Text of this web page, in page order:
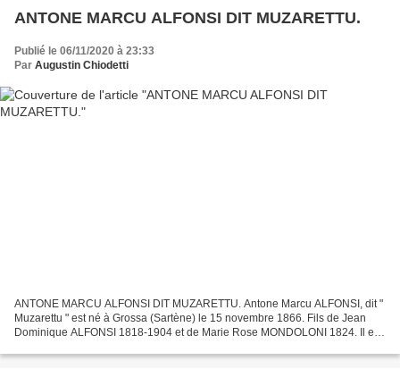
ANTONE MARCU ALFONSI DIT MUZARETTU.
Publié le 06/11/2020 à 23:33
Par Augustin Chiodetti
ANTONE MARCU ALFONSI DIT MUZARETTU. Antone Marcu ALFONSI, dit "
Muzarettu " est né à Grossa (Sartène) le 15 novembre 1866. Fils de Jean
Dominique ALFONSI 1818-1904 et de Marie Rose MONDOLONI 1824. Il est